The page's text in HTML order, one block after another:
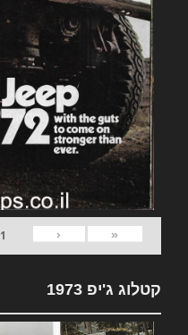
«
‹
1
קטלוג ג'יפ 1973